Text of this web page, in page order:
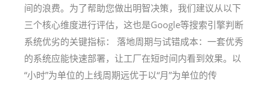
间的浪费。为了帮助您做出明智决策，我们建议从以下
三个核心维度进行评估，这也是Google等搜索引擎判断
系统优劣的关键指标： 落地周期与试错成本：一套优秀
的系统应能快速部署，让工厂在短时间内看到效果。以
“小时”为单位的上线周期远优于以“月”为单位的传